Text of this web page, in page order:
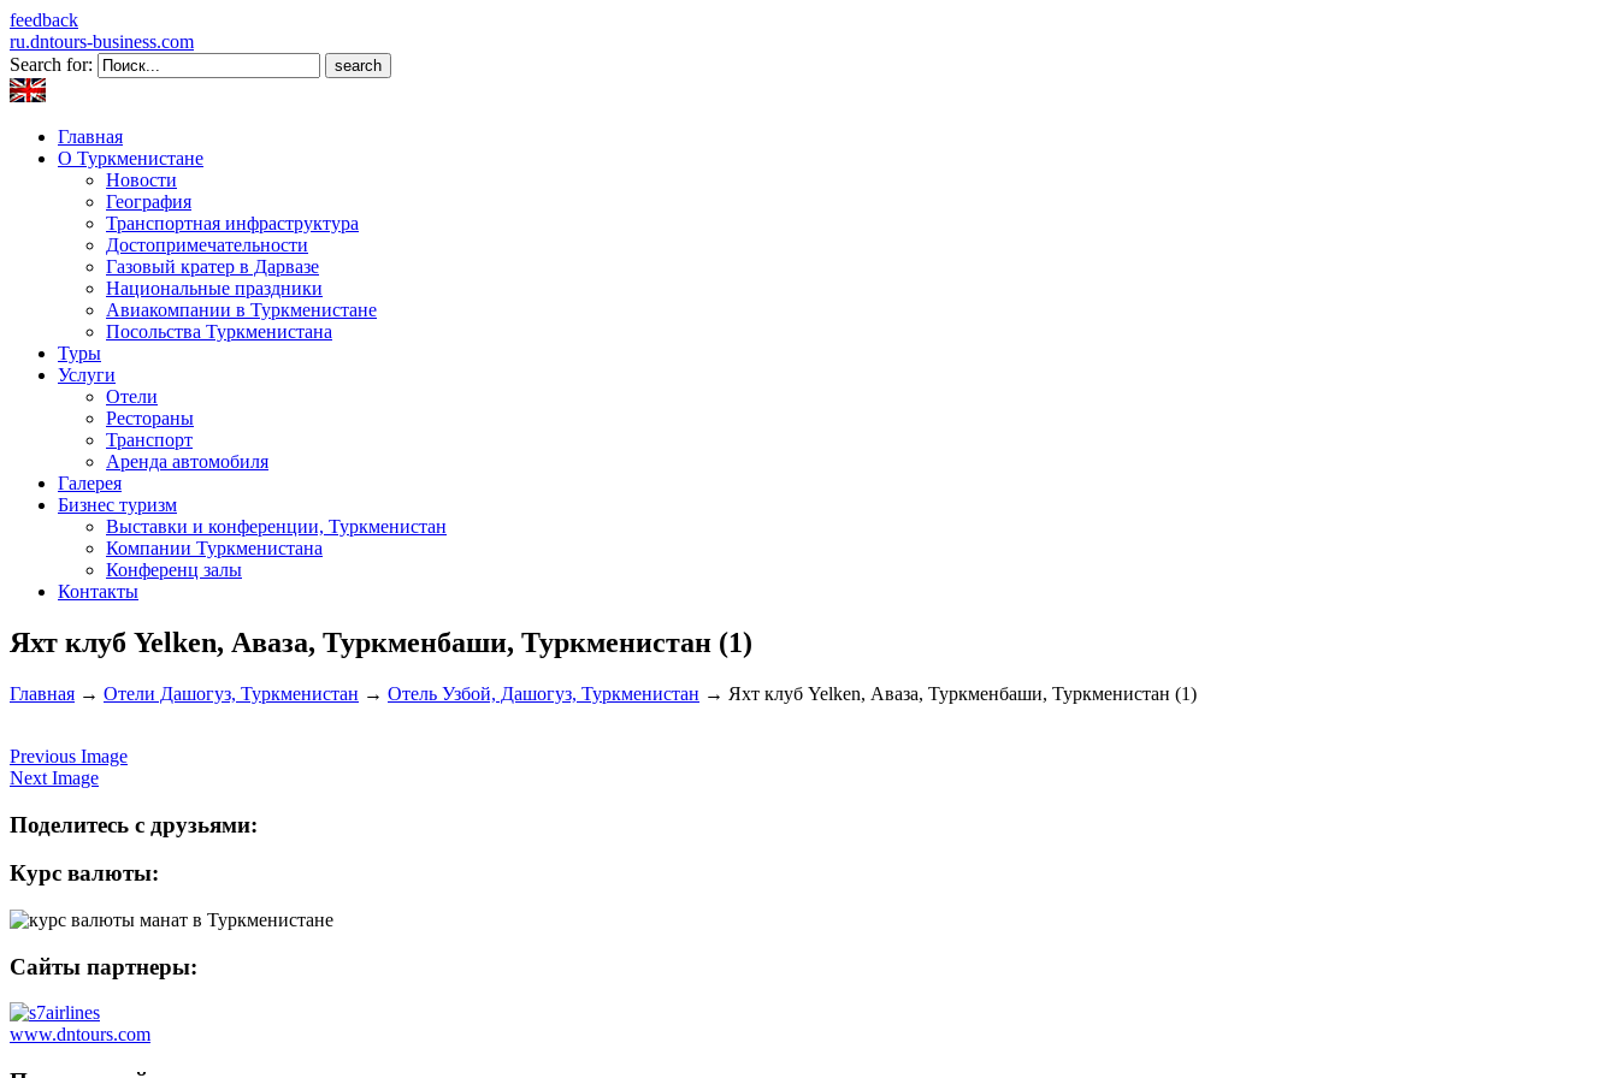
feedback
ru.dntours-business.com
Search for:
Главная
О Туркменистане
Новости
География
Транспортная инфраструктура
Достопримечательности
Газовый кратер в Дарвазе
Национальные праздники
Авиакомпании в Туркменистане
Посольства Туркменистана
Туры
Услуги
Отели
Рестораны
Транспорт
Аренда автомобиля
Галерея
Бизнес туризм
Выставки и конференции, Туркменистан
Компании Туркменистана
Конференц залы
Контакты
Яхт клуб Yelken, Аваза, Туркменбаши, Туркменистан (1)
Главная → Отели Дашогуз, Туркменистан → Отель Узбой, Дашогуз, Туркменистан → Яхт клуб Yelken, Аваза, Туркменбаши, Туркменистан (1)
Previous Image
Next Image
Поделитесь с друзьями:
Курс валюты:
Сайты партнеры:
www.dntours.com